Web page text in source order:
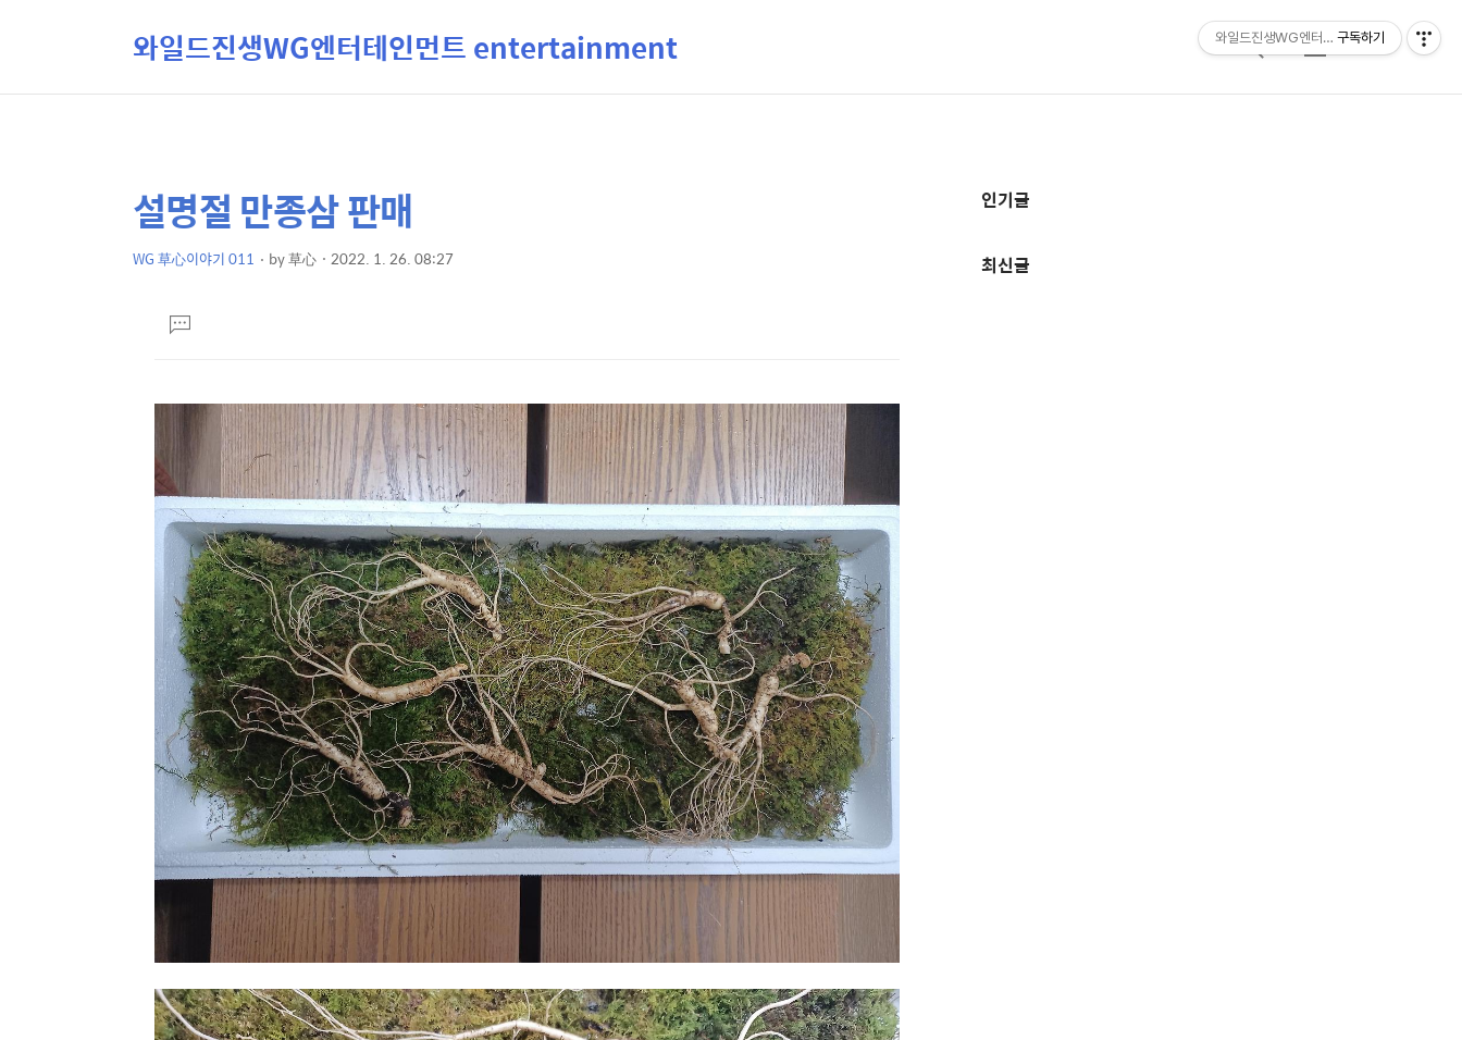
와일드진생WG엔터테인먼트 entertainment
검
메
상
세
컨
본
문
제
설명절 만종삼 판매
WG 草心이야기 011 by草心 2022. 1. 26. 08:27
댓
글
추
정
인기글
최신글
와일드진생WG엔터테인먼트
구독하기